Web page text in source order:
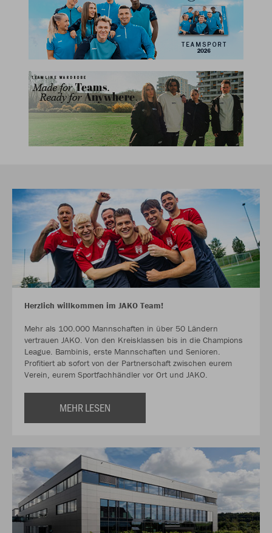
Herzlich willkommen im JAKO Team!
Mehr als 100.000 Mannschaften in über 50 Ländern
vertrauen JAKO. Von den Kreisklassen bis in die Champions
League. Bambinis, erste Mannschaften und Senioren.
Profitiert ab sofort von der Partnerschaft zwischen eurem
Verein, eurem Sportfachhändler vor Ort und JAKO.
MEHR LESEN